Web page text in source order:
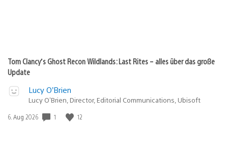
Tom Clancy’s Ghost Recon Wildlands: Last Rites – alles über das große
Update
Lucy O’Brien
Lucy O’Brien, Director, Editorial Communications, Ubisoft
Veröffentlichungsdatum:
6. Aug 2026 1 12